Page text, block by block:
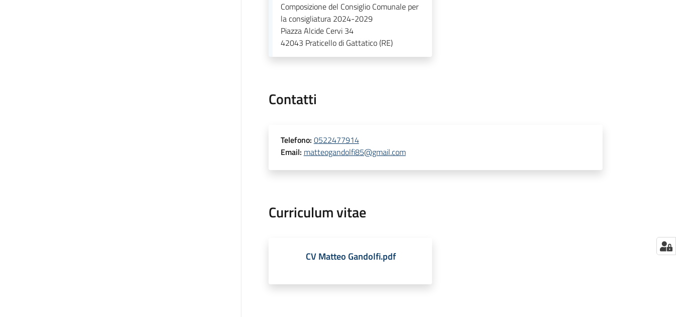
Composizione del Consiglio Comunale per
la consigliatura 2024-2029
Piazza Alcide Cervi 34
42043 Praticello di Gattatico (RE)
Contatti
Telefono: 0522477914
Email: matteogandolfi85@gmail.com
Curriculum vitae
CV Matteo Gandolfi.pdf